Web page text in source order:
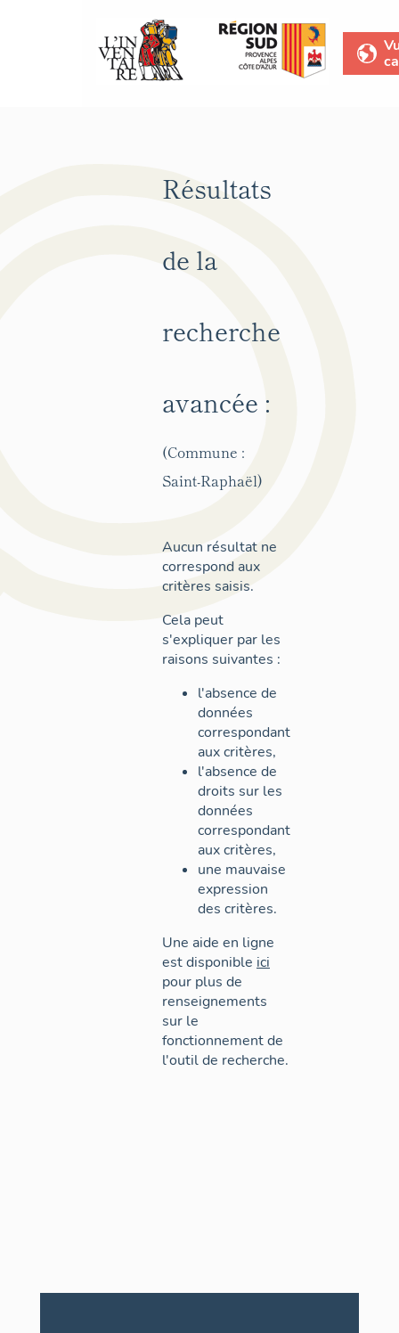
Résultats
de la
recherche
avancée :
(Commune :
Saint-Raphaël)
Aucun résultat ne
correspond aux
critères saisis.
Cela peut
s'expliquer par les
raisons suivantes :
l'absence de
données
correspondant
aux critères,
l'absence de
droits sur les
données
correspondant
aux critères,
une mauvaise
expression
des critères.
Une aide en ligne
est disponible ici
pour plus de
renseignements
sur le
fonctionnement de
l'outil de recherche.